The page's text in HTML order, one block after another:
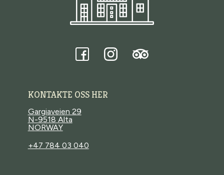
KONTAKTE OSS HER
Gargiaveien 29
N-9518 Alta
NORWAY
+47 784 03 040